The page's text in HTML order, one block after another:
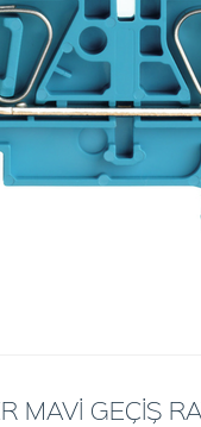
MAVİ GEÇİŞ